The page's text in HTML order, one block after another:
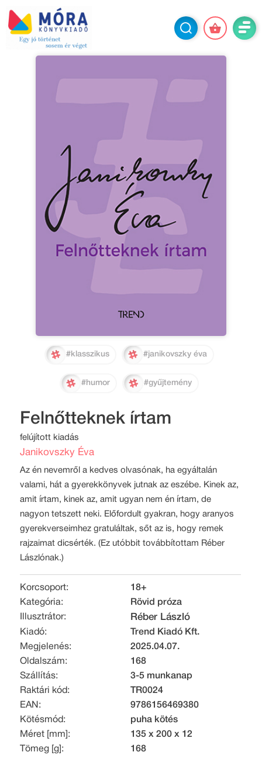
#klasszikus #janikovszky éva
#humor #gyűjtemény
Felnőtteknek írtam
felújított kiadás
Janikovszky Éva
Az én nevemről a kedves olvasónak, ha egyáltalán
valami, hát a gyerekkönyvek jutnak az eszébe. Kinek az,
amit írtam, kinek az, amit ugyan nem én írtam, de
nagyon tetszett neki. Előfordult gyakran, hogy aranyos
gyerekverseimhez gratuláltak, sőt az is, hogy remek
rajzaimat dicsérték. (Ez utóbbit továbbítottam Réber
Lászlónak.)
Korcsoport:
18+
Kategória:
Rövid próza
Illusztrátor:
Réber László
Kiadó:
Trend Kiadó Kft.
Megjelenés:
2025.04.07.
Oldalszám:
168
Szállítás:
3-5 munkanap
Raktári kód:
TR0024
EAN:
9786156469380
Kötésmód:
puha kötés
Méret [mm]:
135 x 200 x 12
Tömeg [g]:
168